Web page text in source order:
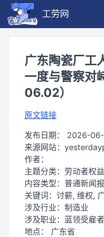
工劳网
广东陶瓷厂工
一度与警察对
06.02）
原文链接
发布日期： 2026-
来源网站：
作者：
主题分类： 劳动者权
内容类型： 普通新闻
关键词： 讨薪, 维权,
涉及行业： 制造业
涉及职业： 蓝领受雇者
地点： 广东省